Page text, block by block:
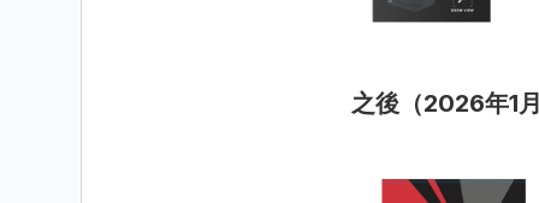
之後（2026年1